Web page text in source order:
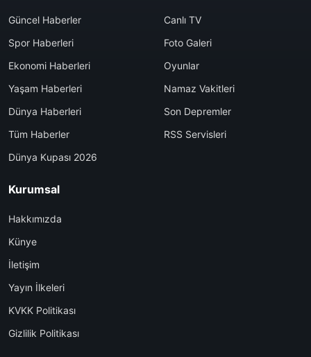
Güncel Haberler
Spor Haberleri
Ekonomi Haberleri
Yaşam Haberleri
Dünya Haberleri
Tüm Haberler
Dünya Kupası 2026
Canlı TV
Foto Galeri
Oyunlar
Namaz Vakitleri
Son Depremler
RSS Servisleri
Kurumsal
Hakkımızda
Künye
İletişim
Yayın İlkeleri
KVKK Politikası
Gizlilik Politikası